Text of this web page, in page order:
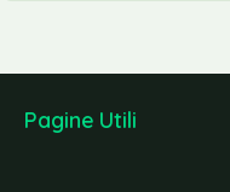
Pagine Utili